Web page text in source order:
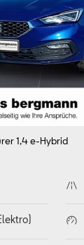
1,4 e-Hybrid